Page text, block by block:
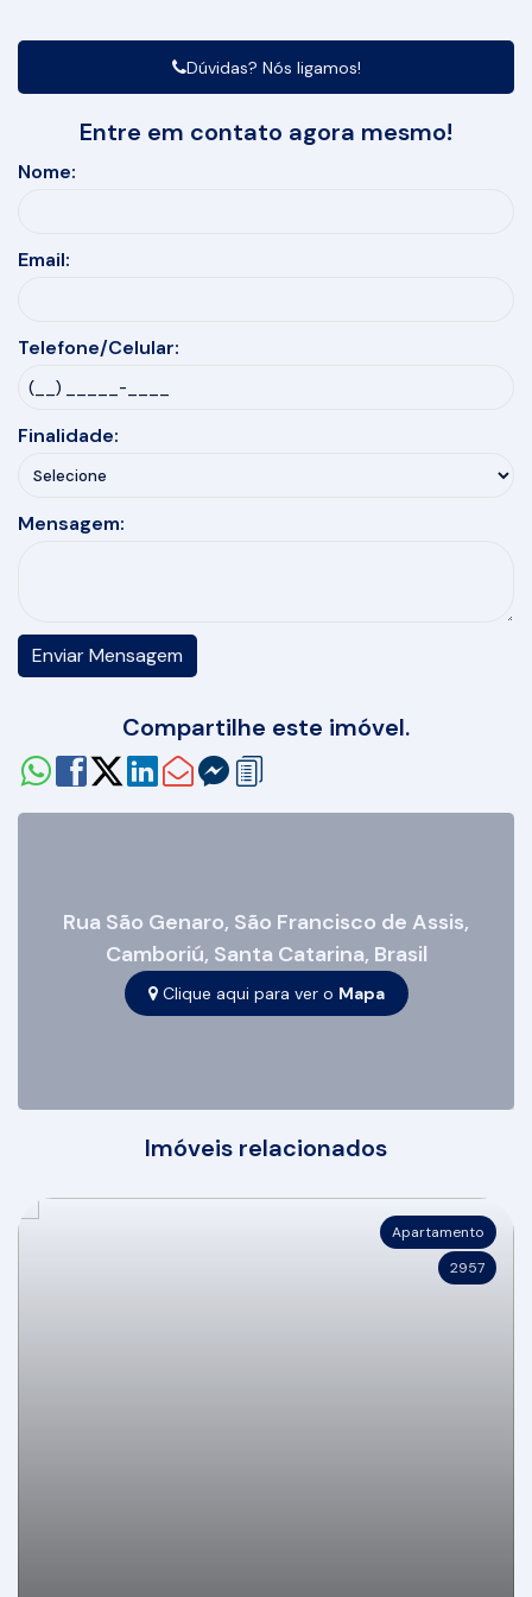
Dúvidas? Nós ligamos!
Entre em contato agora mesmo!
Nome:
Email:
Telefone/Celular:
Finalidade:
Mensagem:
Compartilhe este imóvel.
Rua São Genaro, São Francisco de Assis,
Camboriú, Santa Catarina, Brasil
Clique aqui para ver o Mapa
Imóveis relacionados
Apartamento
2957